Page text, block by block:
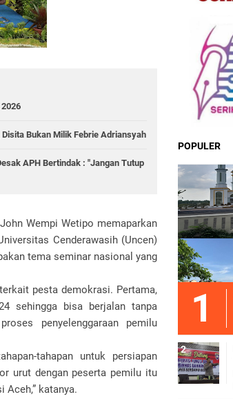
Bukan Milik Febrie Adriansyah
APH Bertindak : "Jangan Tutup
Wempi Wetipo memaparkan
Cenderawasih (Uncen)
tema seminar nasional yang
pesta demokrasi. Pertama,
sehingga bisa berjalan tanpa
penyelenggaraan pemilu
tahapan untuk persiapan
urut dengan peserta pemilu itu
katanya.
POPULER